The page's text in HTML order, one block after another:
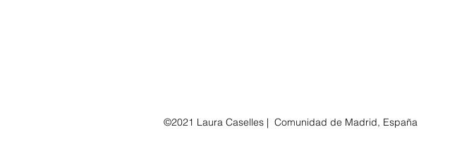
©2021 Laura Caselles | Comunidad de Madrid, España